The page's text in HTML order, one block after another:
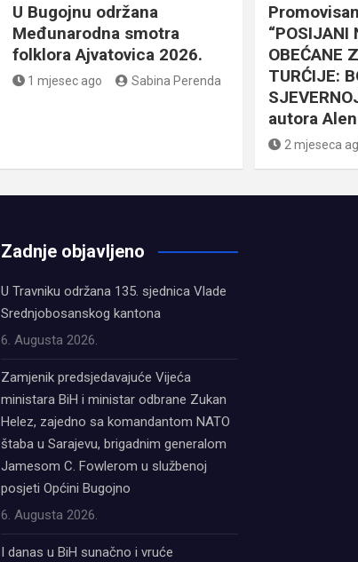
U Bugojnu održana
Međunarodna smotra
folklora Ajvatovica 2026.
1 mjesec ago Sabina Perenda
“POSIJANI
OBEĆANE
TURĆIJE:
autora
2 mjeseca
Zadnje objavljeno
U Travniku održana 135. sjednica Vlade
Srednjobosanskog kantona
6. Augusta 2026.
Zamjenik predsjedavajuće Vijeća
ministara BiH i ministar odbrane Zukan
Helez, zajedno sa komandantom NATO
štaba u Sarajevu, brigadnim generalom
Jamesom C. Fowlerom u službenoj
posjeti Općini Bugojno
6. Augusta 2026.
I danas u BiH sunačno i vruće